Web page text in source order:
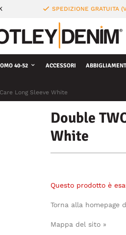
SPEDIZIONE GRATUITA
40-52 ACCESSORI
Long Sleeve White
Double
White
Questo prodotto è
Torna alla homepage
Mappa del sito »